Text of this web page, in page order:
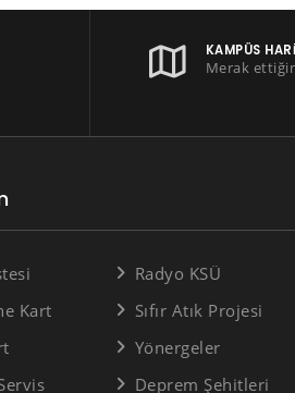
KAMPÜS
Merak
Kart
Radyo KSÜ
Sıfır Atık Projesi
Yönergeler
Deprem Şehitleri